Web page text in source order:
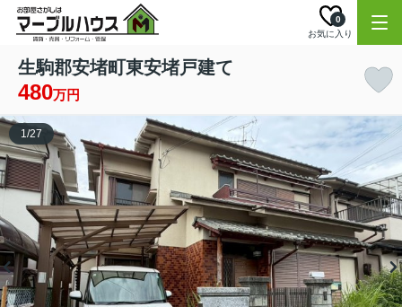
お気に入り
0
生駒郡安堵町東安堵戸建て
480万円
1/27